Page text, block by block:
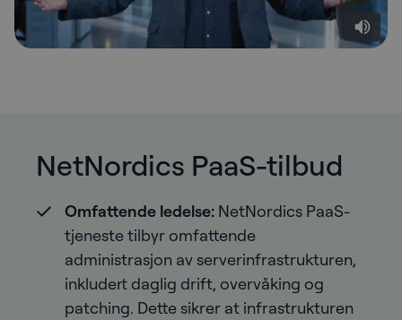
NetNordics PaaS-tilbud
Omfattende ledelse: NetNordics PaaS-
tjeneste tilbyr omfattende
administrasjon av serverinfrastrukturen,
inkludert daglig drift, overvåking og
patching. Dette sikrer at infrastrukturen